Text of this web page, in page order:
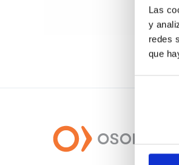
Las
y
redes
que